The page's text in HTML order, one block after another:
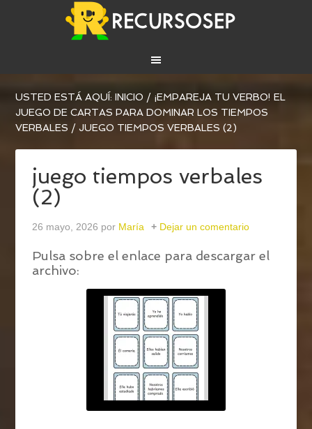
USTED ESTÁ AQUÍ:INICIO / ¡EMPAREJA TU VERBO! EL
JUEGO DE CARTAS PARA DOMINAR LOS TIEMPOS
VERBALES / JUEGO TIEMPOS VERBALES (2)
juego tiempos verbales
(2)
26 mayo, 2026 por María Dejar un comentario
Pulsa sobre el enlace para descargar el
archivo: